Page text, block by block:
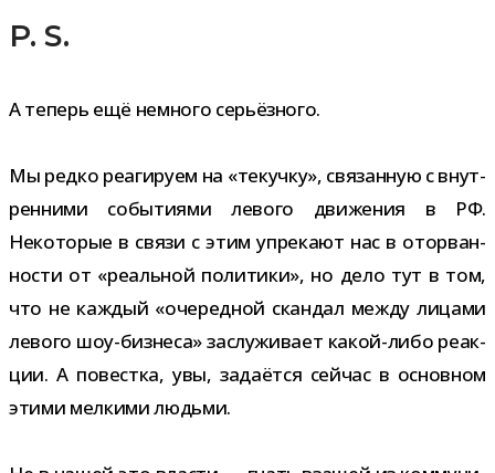
P. S.
А теперь ещё немного серьёзного.
Мы редко реа­ги­руем на «текучку», свя­зан­ную с внут­
рен­ними собы­ти­ями левого дви­же­ния в РФ.
Некоторые в связи с этим упре­кают нас в ото­рван­
но­сти от «реаль­ной поли­тики», но дело тут в том,
что не каж­дый «оче­ред­ной скан­дал между лицами
левого шоу-​бизнеса» заслу­жи­вает какой-​либо реак­
ции. А повестка, увы, зада­ётся сей­час в основ­ном
этими мел­кими людьми.